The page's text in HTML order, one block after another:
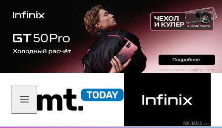
РЕКЛАМА •••